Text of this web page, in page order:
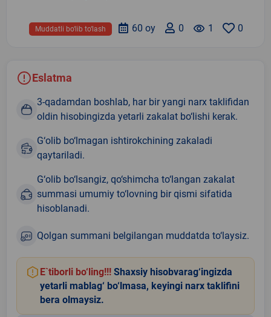
0
remove_red_eye 1
0
60 oy
Muddatli bo‘lib to‘lash
Eslatma
3-qadamdan boshlab, har bir yangi narx taklifidan
oldin hisobingizda yetarli zakalat bo‘lishi kerak.
G‘olib bo‘lmagan ishtirokchining zakaladi
qaytariladi.
G‘olib bo‘lsangiz, qo‘shimcha to‘langan zakalat
summasi umumiy to‘lovning bir qismi sifatida
hisoblanadi.
Qolgan summani belgilangan muddatda to‘laysiz.
E`tiborli bo‘ling!!! Shaxsiy hisobvarag‘ingizda
yetarli mablag‘ bo‘lmasa, keyingi narx taklifini
bera olmaysiz.